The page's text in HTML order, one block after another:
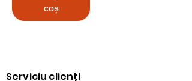
coș
Serviciu clienți